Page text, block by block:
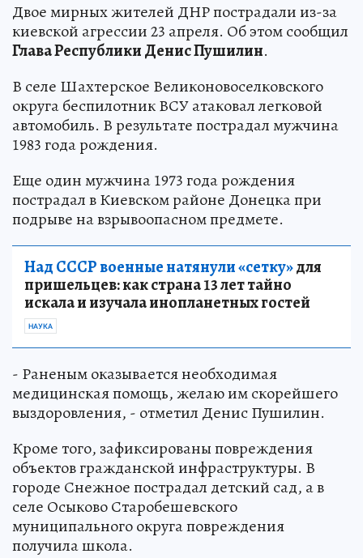
Двое мирных жителей ДНР пострадали из-за
киевской агрессии 23 апреля. Об этом сообщил
Глава Республики Денис Пушилин.
В селе Шахтерское Великоновоселковского
округа беспилотник ВСУ атаковал легковой
автомобиль. В результате пострадал мужчина
1983 года рождения.
Еще один мужчина 1973 года рождения
пострадал в Киевском районе Донецка при
подрыве на взрывоопасном предмете.
Над СССР военные натянули «сетку»для
пришельцев: как страна 13 лет тайно
искала и изучала инопланетных гостей
НАУКА
- Раненым оказывается необходимая
медицинская помощь, желаю им скорейшего
выздоровления, - отметил Денис Пушилин.
Кроме того, зафиксированы повреждения
объектов гражданской инфраструктуры. В
городе Снежное пострадал детский сад, а в
селе Осыково Старобешевского
муниципального округа повреждения
получила школа.